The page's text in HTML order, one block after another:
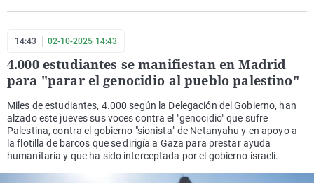
14:43 02-10-2025 14:43
4.000 estudiantes se manifiestan en Madrid
para "parar el genocidio al pueblo palestino"
Miles de estudiantes, 4.000 según la Delegación del Gobierno, han
alzado este jueves sus voces contra el "genocidio" que sufre
Palestina, contra el gobierno "sionista" de Netanyahu y en apoyo a
la flotilla de barcos que se dirigía a Gaza para prestar ayuda
humanitaria y que ha sido interceptada por el gobierno israelí.